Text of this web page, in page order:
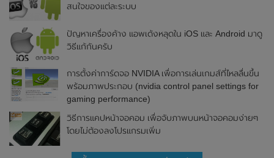
สนใจของแต่ละระบบ
ปัญหาเครื่องค้าง แอพเด้งหลุดใน iOS และ Android มาดู
วิธีแก้กันครับ
การตั้งค่าการ์ดจอ NVIDIA เพื่อการเล่นเกมส์ที่ไหลลื่นขึ้น
พร้อมภาพประกอบ (nvidia control panel settings for
gaming performance)
วิธีการแคปหน้าจอคอม เพื่อจับภาพบนหน้าจอคอมง่ายๆ
โดยไม่ต้องลงโปรแกรมเพิ่ม